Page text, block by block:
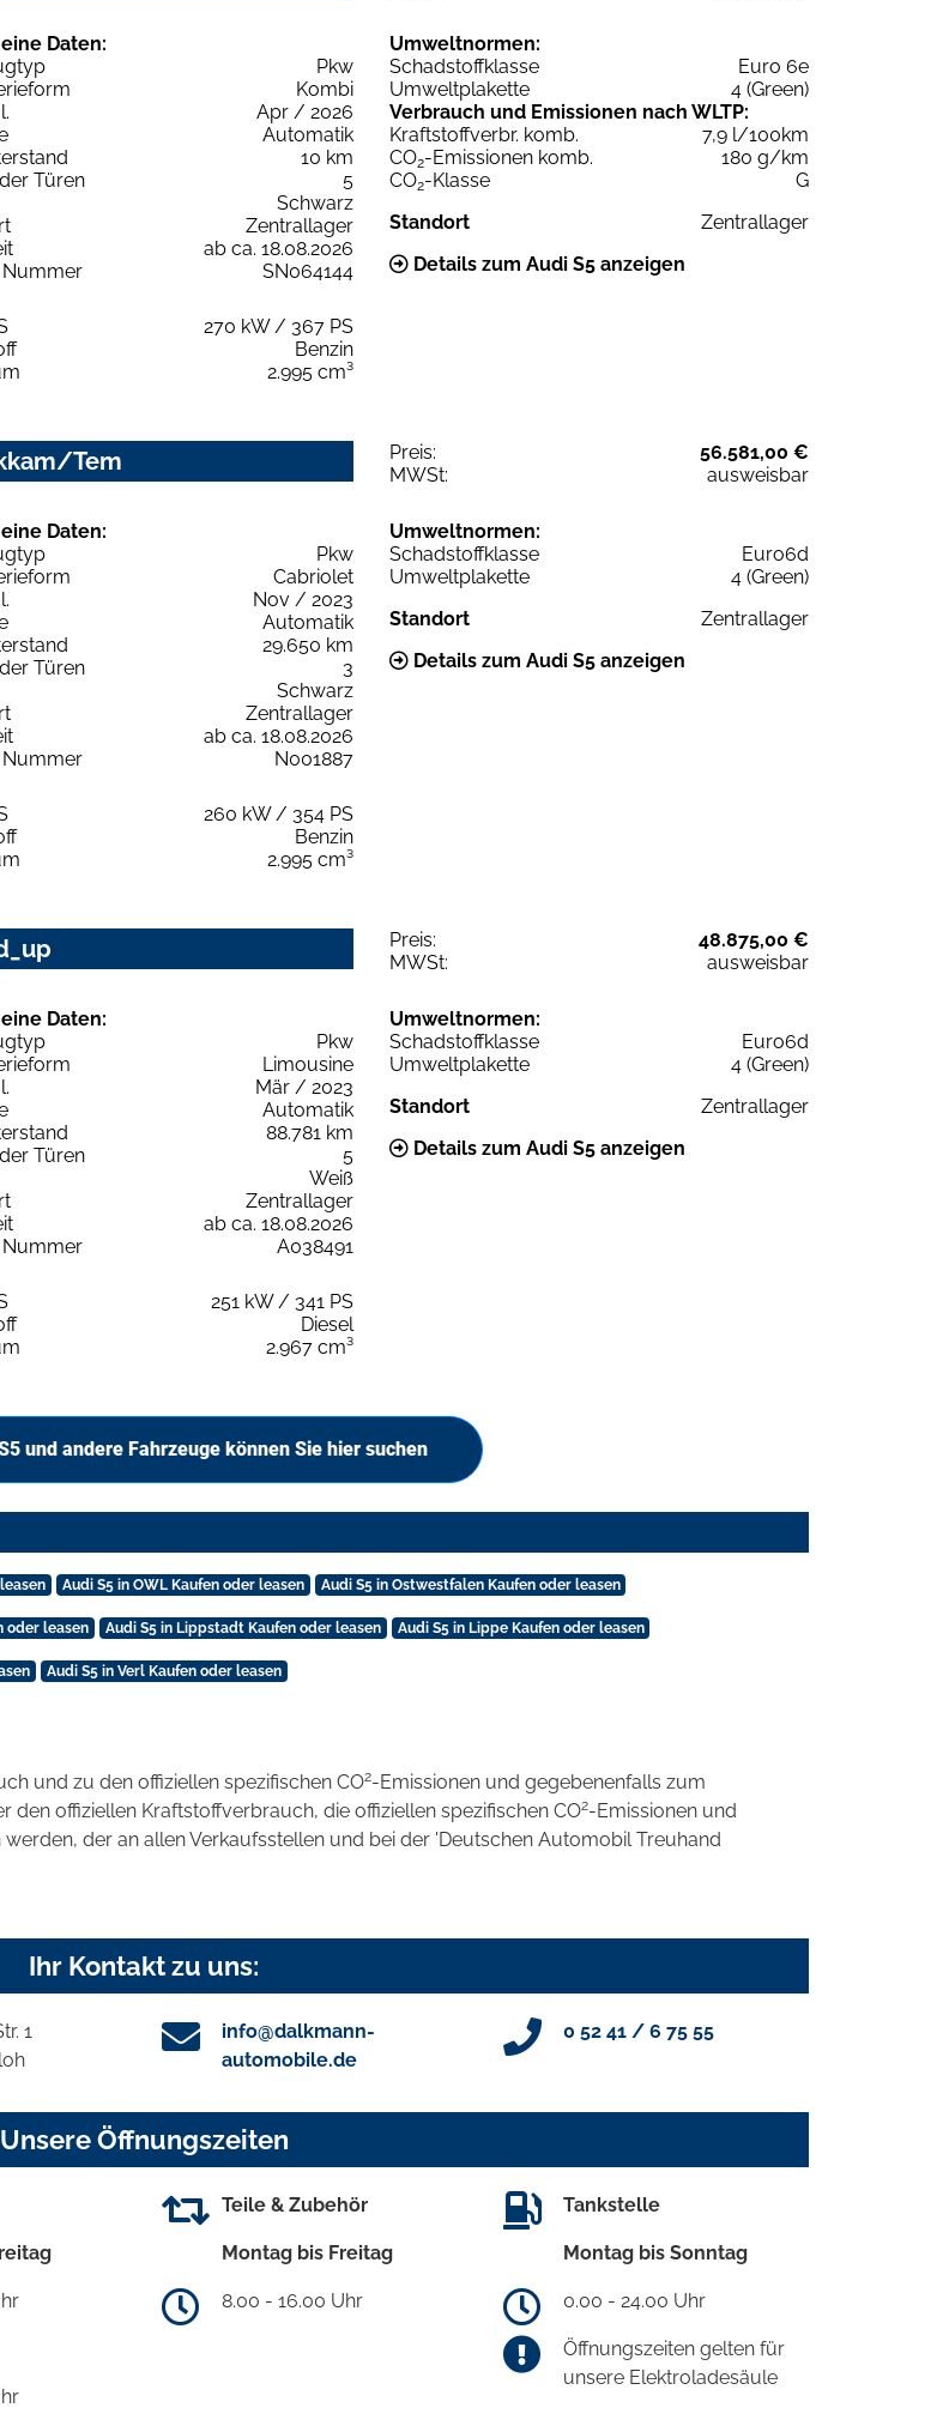
Daten:
Pkw
Kombi
Apr / 2026
Automatik
10 km
Türen
5
Schwarz
Zentrallager
ab ca. 18.08.2026
Nummer
SN064144
270 kW / 367 PS
Benzin
2.995 cm³
Umweltnormen:
Schadstoffklasse
Euro 6e
Umweltplakette
4 (Green)
Verbrauch und Emissionen nach WLTP:
Kraftstoffverbr. komb.
7,9 l/100km
CO2-Emissionen komb.
180 g/km
CO2-Klasse
G
Standort
Zentrallager
Details zum Audi S5 anzeigen
Tem Preis:
56.581,00 €
MWSt:
ausweisbar
Daten:
Pkw
Cabriolet
Nov / 2023
Automatik
29.650 km
Türen
3
Schwarz
Zentrallager
ab ca. 18.08.2026
Nummer
N001887
260 kW / 354 PS
Benzin
2.995 cm³
Umweltnormen:
Schadstoffklasse
Euro6d
Umweltplakette
4 (Green)
Standort
Zentrallager
Details zum Audi S5 anzeigen
Preis:
48.875,00 €
MWSt:
ausweisbar
Daten:
Pkw
Limousine
Mär / 2023
Automatik
88.781 km
Türen
5
Weiß
Zentrallager
ab ca. 18.08.2026
Nummer
A038491
251 kW / 341 PS
Diesel
2.967 cm³
Umweltnormen:
Schadstoffklasse
Euro6d
Umweltplakette
4 (Green)
Standort
Zentrallager
Details zum Audi S5 anzeigen
und andere Fahrzeuge können Sie hier suchen
Audi S5 in OWL Kaufen oder leasen Audi S5 in Ostwestfalen Kaufen oder leasen
oder leasen Audi S5 in Lippstadt Kaufen oder leasen Audi S5 in Lippe Kaufen oder leasen
Audi S5 in Verl Kaufen oder leasen
und zu den offiziellen spezifischen CO2-Emissionen und gegebenenfalls zum
offiziellen Kraftstoffverbrauch, die offiziellen spezifischen CO2-Emissionen und
der an allen Verkaufsstellen und bei der 'Deutschen Automobil Treuhand
Ihr Kontakt zu uns:
1
info@dalkmann-
automobile.de
0 52 41 / 6 75 55
Unsere Öffnungszeiten
Teile & Zubehör
Montag bis Freitag
8.00 - 16.00 Uhr
Tankstelle
Montag bis Sonntag
0.00 - 24.00 Uhr
Öffnungszeiten gelten für
unsere Elektroladesäule